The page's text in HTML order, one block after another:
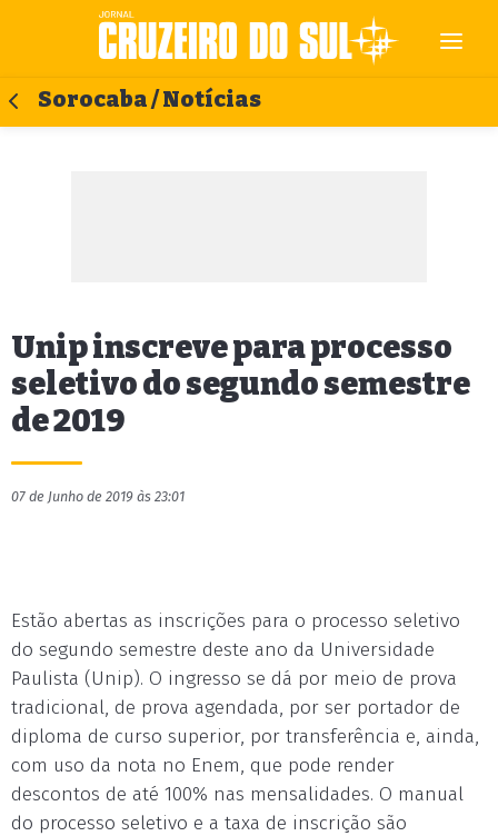
Sorocaba / Notícias
Unip inscreve para processo
seletivo do segundo semestre
de 2019
07 de Junho de 2019 às 23:01
Estão abertas as inscrições para o processo seletivo
do segundo semestre deste ano da Universidade
Paulista (Unip). O ingresso se dá por meio de prova
tradicional, de prova agendada, por ser portador de
diploma de curso superior, por transferência e, ainda,
com uso da nota no Enem, que pode render
descontos de até 100% nas mensalidades. O manual
do processo seletivo e a taxa de inscrição são